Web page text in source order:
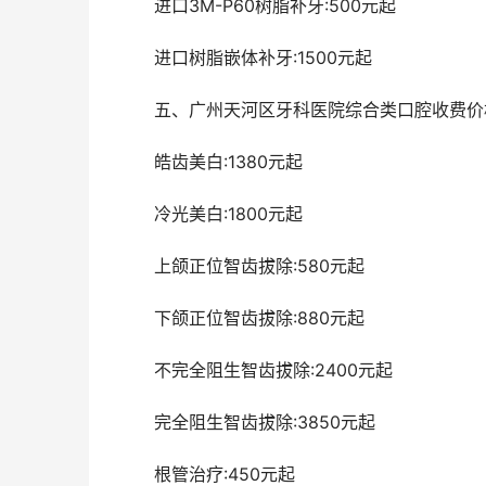
	进口3M-P60树脂补牙:500元起
	进口树脂嵌体补牙:1500元起
五、广州天河区牙科医院综合类口腔收费
	皓齿美白:1380元起
	冷光美白:1800元起
	上颌正位智齿拔除:580元起
	下颌正位智齿拔除:880元起
	不完全阻生智齿拔除:2400元起
	完全阻生智齿拔除:3850元起
	根管治疗:450元起